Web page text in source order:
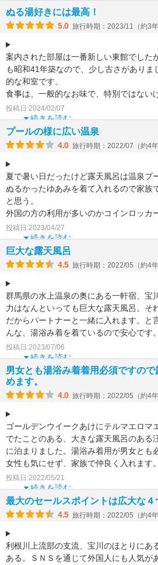
湯あみ着は汪
ぬる湯好きには最高！
5.0 旅行時期：2023/11（約3年
案内された部屋は一番新しい東館でした
も昭和41年築なので、少し古さがありま
的な和室です。
食事は、一般的なお味で、特別ではない
域の食材を使ったメニューでした。
建
続きを読む
投稿日:2024/02/07
プールの様に広い温泉
4.0 旅行時期：2022/07（約4年
夏で暑い日だったけど露天風呂は温泉プ
ぬるかったゆあみを着て入れるので家族
と思う。
外国の方の利用が多いのかコインロッカ
が記されていた。
朝早くなら露天風呂も日帰り客が
続きを読む
投稿日:2023/04/27
巨大な露天風呂
4.5 旅行時期：2022/05（約4年
群馬県の水上温泉の奥にある一軒宿、宝
力はなんといっても巨大な露天風呂。そ
だからパートナーと一緒に入れます。と
んな、湯浴み着を着ているので安心です
の大きさの露天風
続きを読む
投稿日:2023/07/06
男女とも湯浴み着着用必須ですの
めます。
4.0 旅行時期：2022/05（約4年
ゴールデンウイークあけにテルマエロマ
でたことのある、大きな露天風呂のある
に泊まりました。湯浴み着用が男女とも
女性も気にせず、家族で仲良く入れます
の脱水機もあり２
続きを読む
投稿日:2022/05/21
最大のセールスポイントは広大な４
4.5 旅行時期：2022/05（約4年
利根川上流部の支流、宝川のほとりにあ
ある。ＳＮＳを通じて外国人にも人気が